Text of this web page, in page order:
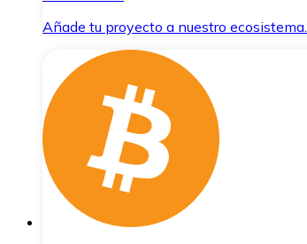
Añade tu proyecto a nuestro ecosistema.